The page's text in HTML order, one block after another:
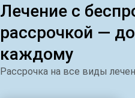
Лечение с
рассрочкой —
каждому
Рассрочка на все виды